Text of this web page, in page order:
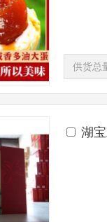
供货总
湖